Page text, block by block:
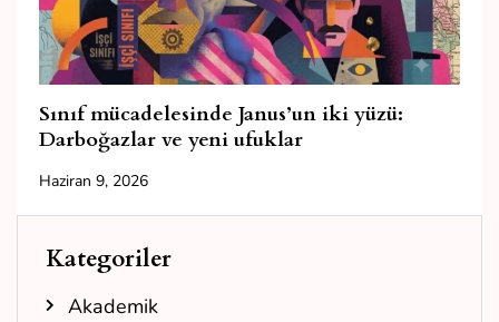
Sınıf mücadelesinde Janus’un iki yüzü:
Darboğazlar ve yeni ufuklar
Haziran 9, 2026
Kategoriler
Akademik